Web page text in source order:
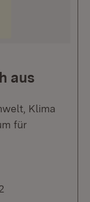
aus
Klima
für